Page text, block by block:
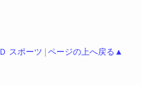
Ｄ スポーツ | ページの上へ戻る▲